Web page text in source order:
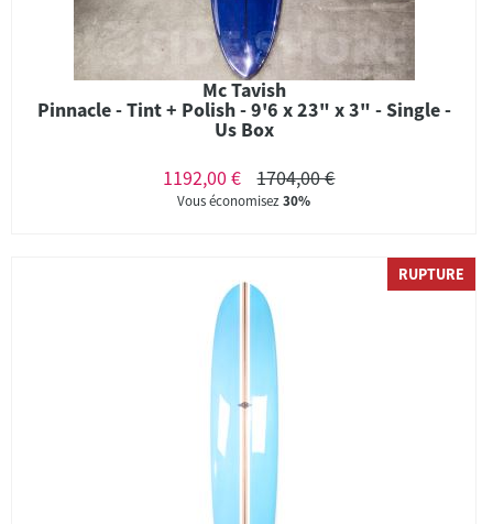
Mc Tavish
Pinnacle - Tint + Polish - 9'6 x 23" x 3" - Single -
Us Box
1192,00 €
1704,00 €
Vous économisez30%
RUPTURE